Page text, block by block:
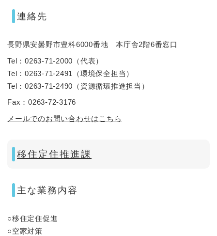
連絡先
長野県安曇野市豊科6000番地 本庁舎2階6番窓口
Tel：0263-71-2000 （代表）
Tel：0263-71-2491
（環境保全担当 ）
Tel：0263-71-2490 （ 資源循環推進担当 ）
Fax：0263-72-3176
メールでのお問い合わせはこちら
移住定住推進課
主な業務内容
○移住定住促進
○空家対策